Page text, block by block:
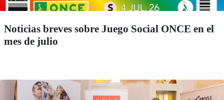
Noticias breves sobre Juego Social ONCE en el
mes de julio